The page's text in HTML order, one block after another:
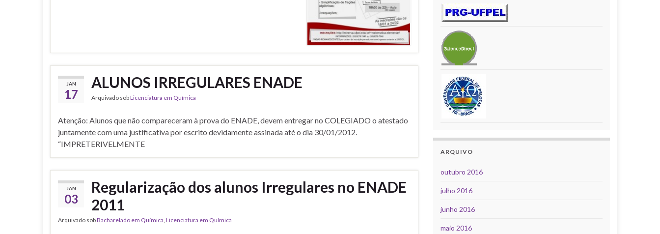
JAN
17
ALUNOS IRREGULARES ENADE
Arquivado sobLicenciatura em Química
Atenção: Alunos que não compareceram à prova do ENADE, devem entregar no COLEGIADO o atestado
juntamente com uma justificativa por escrito devidamente assinada até o dia 30/01/2012.
“IMPRETERIVELMENTE
JAN
03
Regularização dos alunos Irregulares no ENADE
2011
Arquivado sobBacharelado em Química, Licenciatura em Química
ARQUIVO
outubro 2016
julho 2016
junho 2016
maio 2016